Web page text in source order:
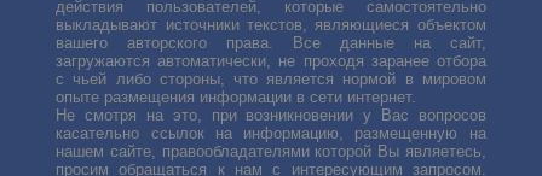
действия пользователей, которые самостоятельно
выкладывают источники текстов, являющиеся объектом
вашего авторского права. Все данные на сайт,
загружаются автоматически, не проходя заранее отбора
с чьей либо стороны, что является нормой в мировом
опыте размещения информации в сети интернет.
Не смотря на это, при возникновении у Вас вопросов
касательно ссылок на информацию, размещенную на
нашем сайте, правообладателями которой Вы являетесь,
просим обращаться к нам с интересующим запросом.